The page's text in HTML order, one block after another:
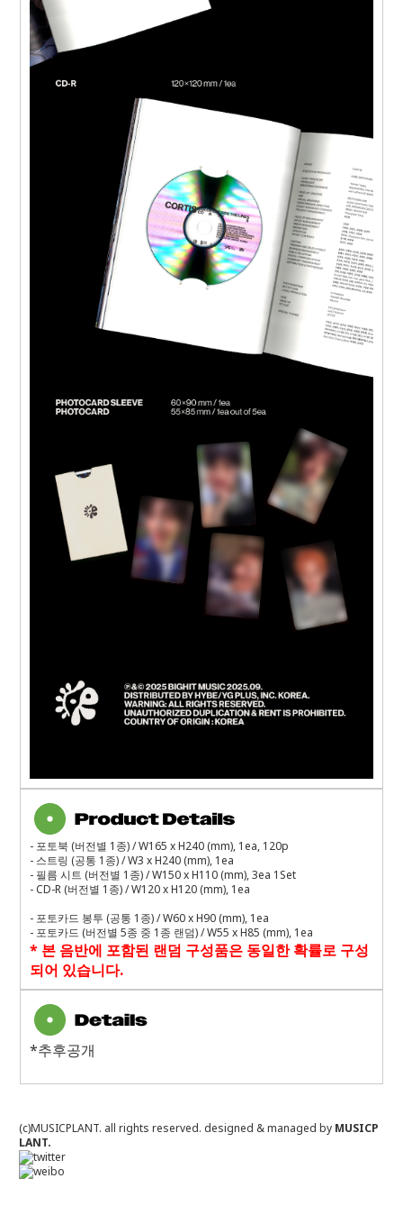
- 포토북 (버전별 1 종) / W165 x H240 (mm), 1ea, 120p
- 스트링 (공통 1 종) / W3 x H240 (mm), 1ea
- 필름 시트 (버전별 1 종) / W150 x H110 (mm), 3ea 1Set
- CD-R (버전별 1 종) / W120 x H120 (mm), 1ea
- 포토카드 봉투 (공통 1 종) / W60 x H90 (mm), 1ea
- 포토카드 (버전별 5종 중 1 종 랜덤) / W55 x H85 (mm), 1ea
* 본 음반에 포함된 랜덤 구성품은 동일한 확률로 구성
되어 있습니다.
*추후공개
(c)MUSICPLANT. all rights reserved. designed & managed by MUSICP
LANT.